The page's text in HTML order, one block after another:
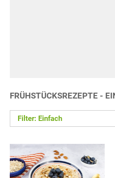
FRÜHSTÜCKSREZEPTE -
Filter: Einfach